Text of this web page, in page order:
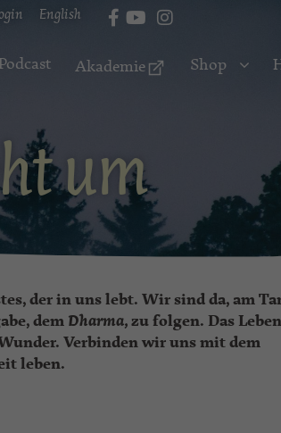
English
Podcast Akademie Shop
um
der in uns lebt. Wir sind da, am
dem Dharma, zu folgen. Das Leben
Verbinden wir uns mit dem
leben.